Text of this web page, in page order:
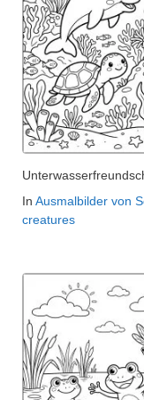
In Ausmalbilder von
creatures